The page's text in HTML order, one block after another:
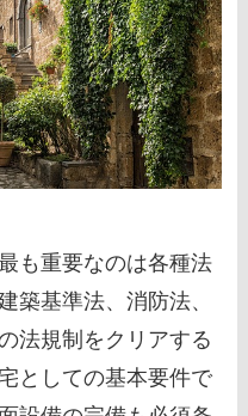
も重要なのは各種法
築基準法、消防法、
法規制をクリアする
としての基本要件で